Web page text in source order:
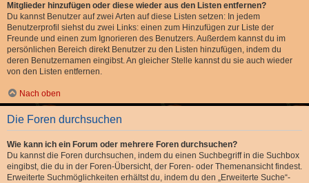
Mitglieder hinzufügen oder diese wieder aus den Listen entfernen?
Du kannst Benutzer auf zwei Arten auf diese Listen setzen: In jedem
Benutzerprofil siehst du zwei Links: einen zum Hinzufügen zur Liste der
Freunde und einen zum Ignorieren des Benutzers. Außerdem kannst du im
persönlichen Bereich direkt Benutzer zu den Listen hinzufügen, indem du
deren Benutzernamen eingibst. An gleicher Stelle kannst du sie auch wieder
von den Listen entfernen.
Nach oben
Die Foren durchsuchen
Wie kann ich ein Forum oder mehrere Foren durchsuchen?
Du kannst die Foren durchsuchen, indem du einen Suchbegriff in die Suchbox
eingibst, die du in der Foren-Übersicht, der Foren- oder Themenansicht findest.
Erweiterte Suchmöglichkeiten erhältst du, indem du den „Erweiterte Suche“-